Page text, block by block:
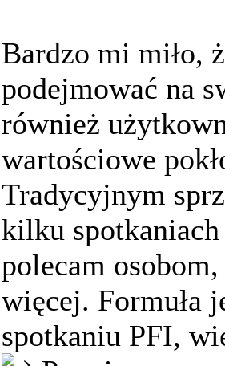
Bardzo mi miło,
podejmować na
również
wartościowe
Tradycyjnym
kilku
polecam
więcej. Formuła
spotkaniu PFI,